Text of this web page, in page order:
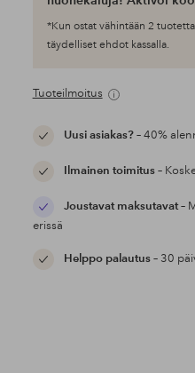
*Kun ostat vähintään 2
täydelliset ehdot kassalla.
Tuoteilmoitus
Uusi asiakas?– 40%
Ilmainen toimitus–
Joustavat maksutavat–
erissä
Helppo palautus– 30